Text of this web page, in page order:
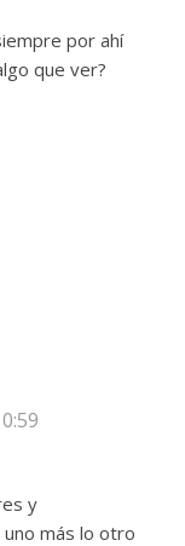
por ahí
que ver?
y
más lo otro